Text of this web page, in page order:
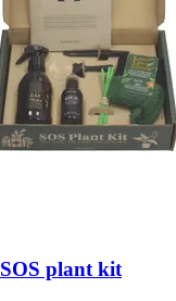
SOS plant kit